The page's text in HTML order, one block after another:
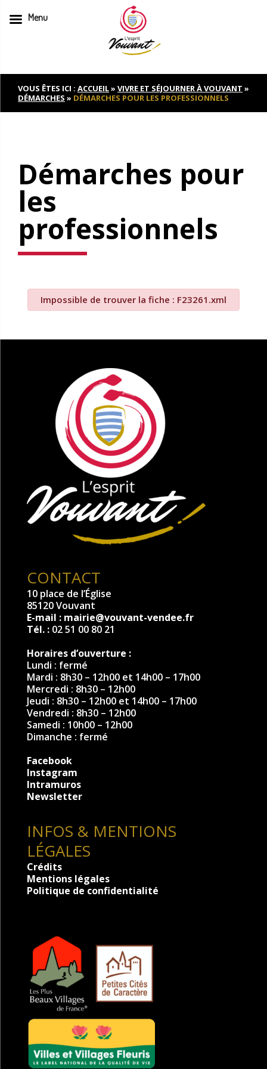
to
contentVOUS ÊTES ICI : ACCUEIL» VIVRE ET SÉJOURNER À VOUVANT »
DÉMARCHES » DÉMARCHES POUR LES PROFESSIONNELS
Démarches pour
les
professionnels
Impossible de trouver la fiche : F23261.xml
CONTACT
10 place de l’Église
85120 Vouvant
E-mail : mairie@vouvant-vendee.fr
Tél. : 02 51 00 80 21
Horaires d’ouverture :
Lundi : fermé
Mardi : 8h30 – 12h00 et 14h00 – 17h00
Mercredi : 8h30 – 12h00
Jeudi : 8h30 – 12h00 et 14h00 – 17h00
Vendredi : 8h30 – 12h00
Samedi : 10h00 – 12h00
Dimanche : fermé
Facebook
Instagram
Intramuros
Newsletter
INFOS & MENTIONS
LÉGALES
Crédits
Mentions légales
Politique de confidentialité
Menu